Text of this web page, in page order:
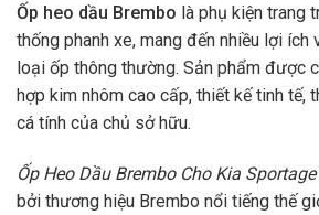
Ốp heo dầu Brembo là phụ kiện trang
thống phanh xe, mang đến nhiều lợi
loại ốp thông thường. Sản phẩm được
hợp kim nhôm cao cấp, thiết kế tinh tế,
cá tính của chủ sở hữu.
Ốp Heo Dầu Brembo Cho Kia
bởi thương hiệu Brembo nổi tiếng thế